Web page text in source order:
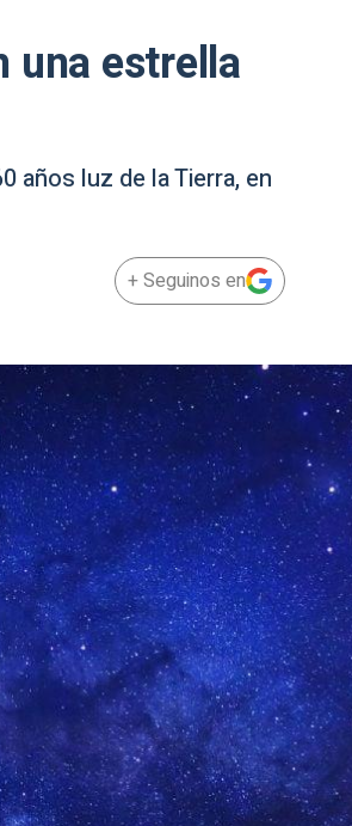
una estrella
años luz de la Tierra, en
+ Seguinos en